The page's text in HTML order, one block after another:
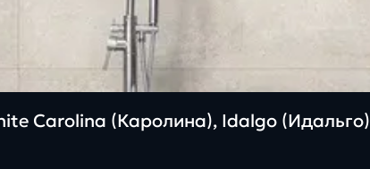
Carolina (Каролина), Idalgo (Идальго)